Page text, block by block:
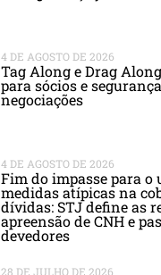
4 DE AGOSTO DE 2026
Tag Along e Drag
para sócios e
negociações
4 DE AGOSTO DE 2026
Fim do impasse para o
medidas atípicas na
dívidas: STJ define as
apreensão de CNH e
devedores
28 DE JULHO DE 2026